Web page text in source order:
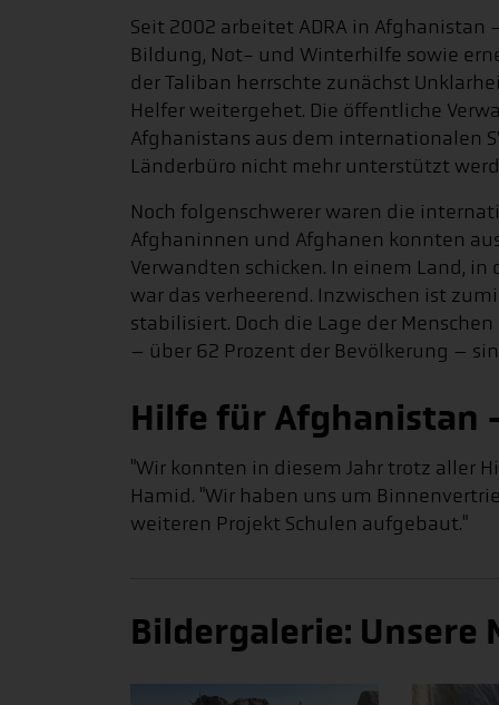
Seit 2002 arbeitet ADRA in
Bildung, Not- und Winterhilfe sowie
der Taliban herrschte zunächst
Helfer weitergehet. Die öffentliche
Afghanistans aus dem internationalen
Länderbüro nicht mehr unterstützt
Noch folgenschwerer waren die
Afghaninnen und Afghanen konnten
Verwandten schicken. In einem Land,
war das verheerend. Inzwischen ist
stabilisiert. Doch die Lage der
– über 62 Prozent der Bevölkerung –
Hilfe für Afghanistan
"Wir konnten in diesem Jahr trotz aller
Hamid. "Wir haben uns um
weiteren Projekt Schulen aufgebaut."
Bildergalerie: